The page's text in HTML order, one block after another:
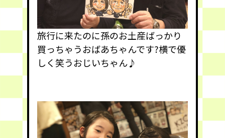
旅行に来たのに孫のお土産ばっかり
買っちゃうおばあちゃんです?横で優
しく笑うおじいちゃん♪